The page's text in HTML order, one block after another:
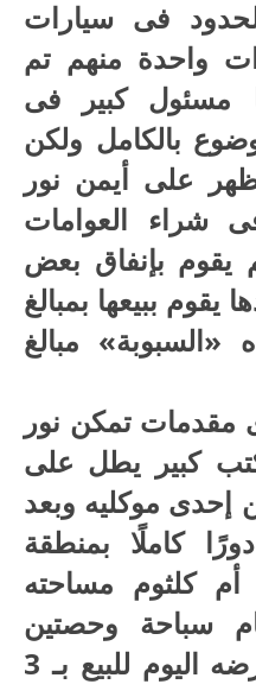
فى سيارات
واحدة منهم تم
مسئول كبير فى
بالكامل ولكن
على أيمن نور
شراء العوامات
يقوم بإنفاق بعض
ببيعها بمبالغ
مبالغ
مقدمات تمكن نور
كبير يطل على
موكليه وبعد
كاملًا بمنطقة
كلثوم مساحته
سباحة وحصتين
جراج، حصة أرض يعرضه اليوم للبيع بـ 3